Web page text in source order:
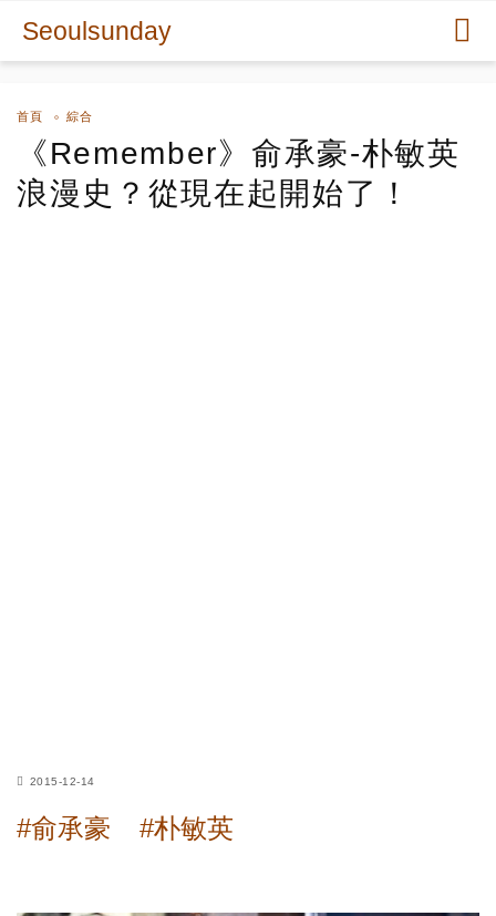
Seoulsunday
首頁 綜合
《Remember》俞承豪-朴敏英
浪漫史？從現在起開始了！
2015-12-14
#俞承豪 #朴敏英